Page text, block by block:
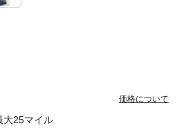
大25マイル
価格について